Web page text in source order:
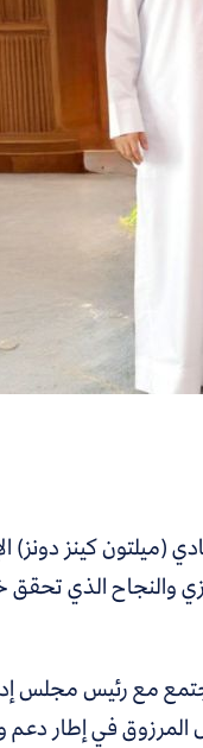
(ميلتون كينز دونز)
والنجاح الذي
مع رئيس مجلس
المرزوق في إطار دعم